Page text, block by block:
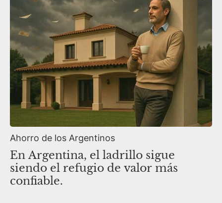
Ahorro de los Argentinos
En Argentina, el ladrillo sigue
siendo el refugio de valor más
confiable.